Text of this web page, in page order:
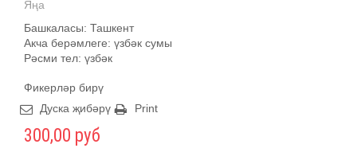
Яңа
Башкаласы: Ташкент
Акча берәмлеге: үзбәк сумы
Рәсми тел: үзбәк
Фикерләр бирү
Дуска җибәрү
Print
300,00 руб